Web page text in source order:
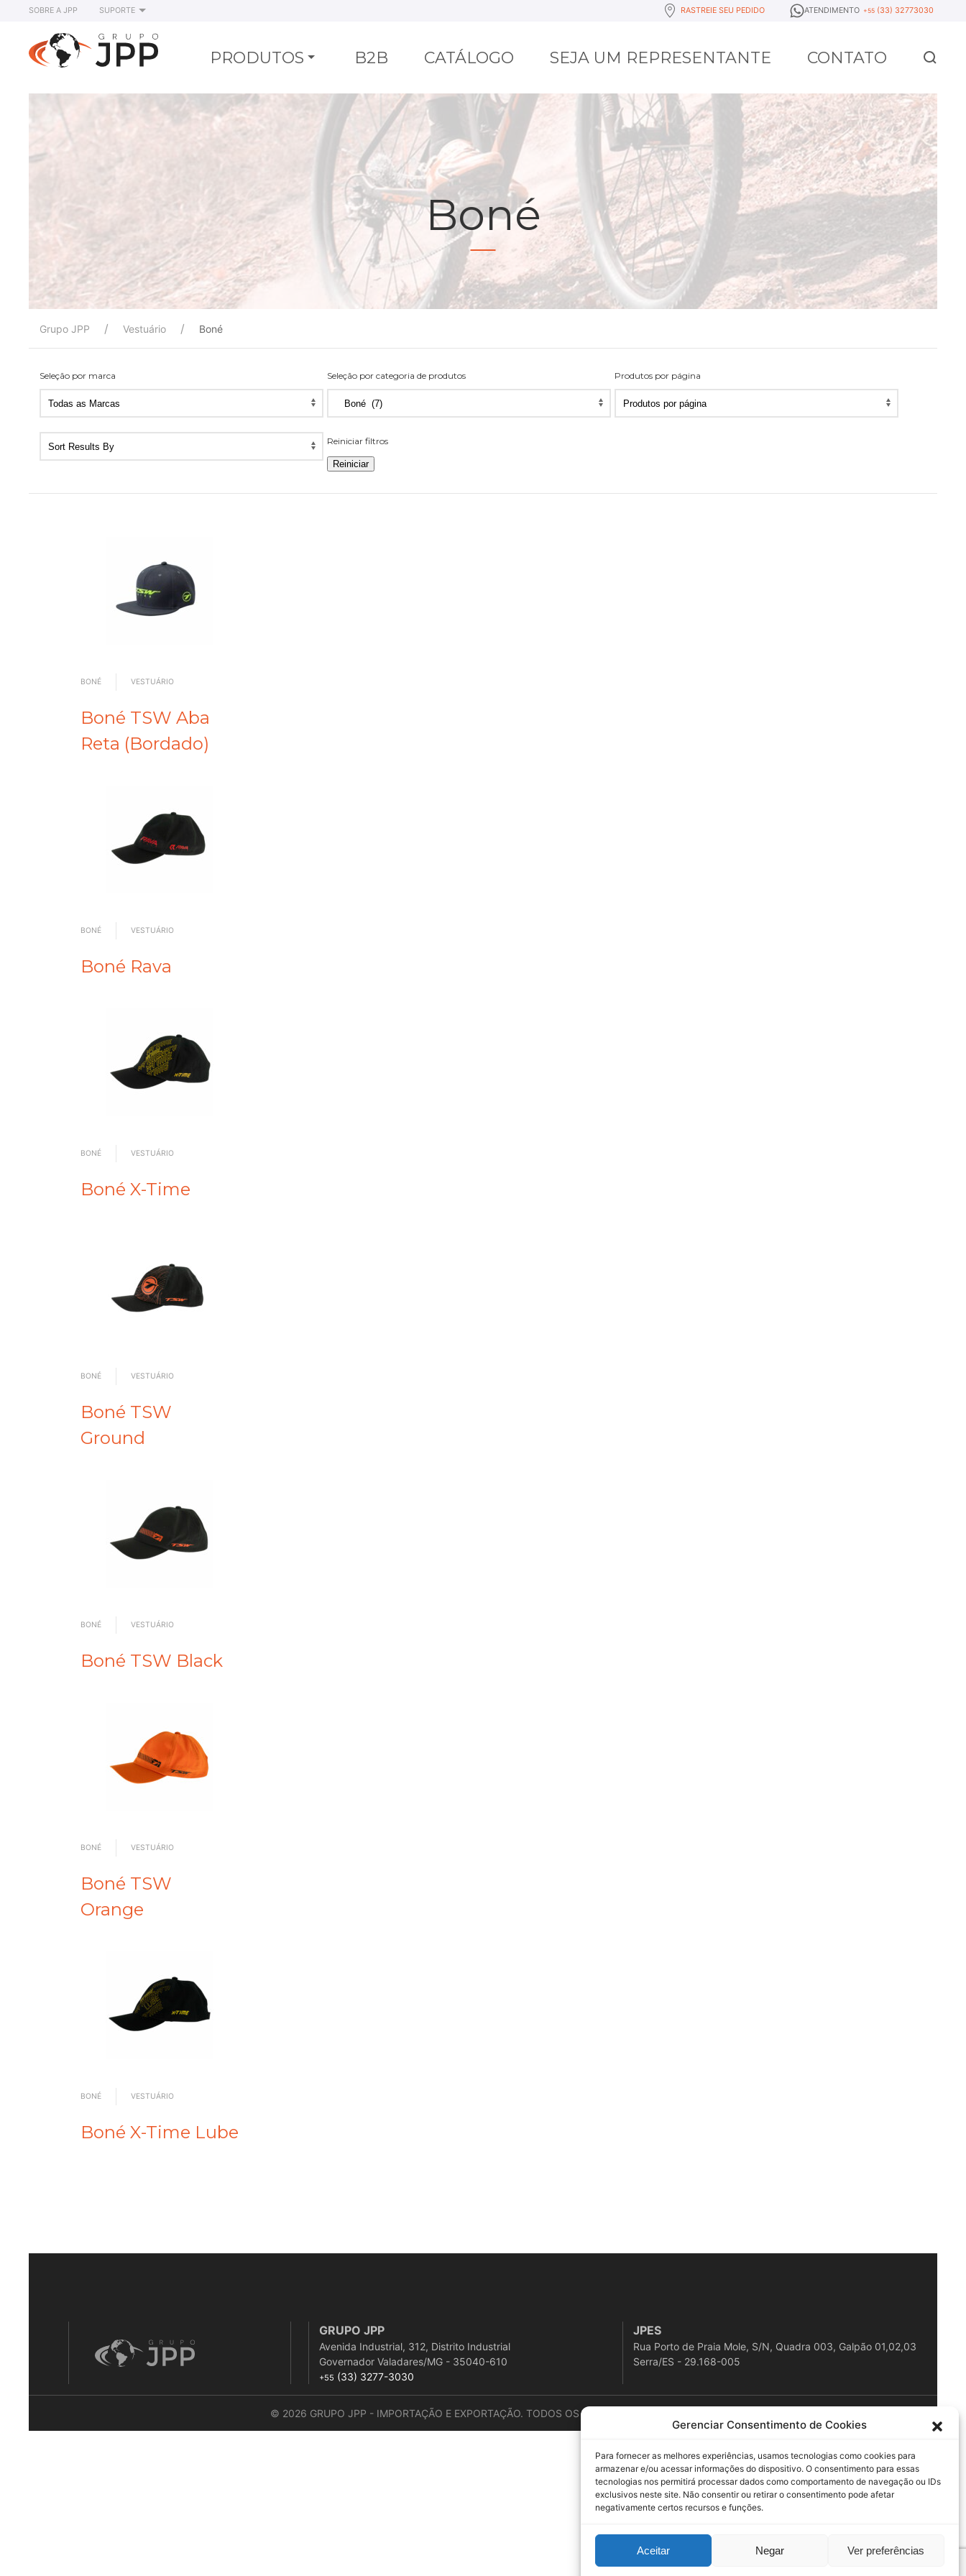
Gerenciar Consentimento de Cookies
Para fornecer as melhores experiências, usamos tecnologias como cookies para
armazenar e/ou acessar informações do dispositivo. O consentimento para essas
tecnologias nos permitirá processar dados como comportamento de navegação ou IDs
exclusivos neste site. Não consentir ou retirar o consentimento pode afetar
negativamente certos recursos e funções.
Aceitar Negar Ver preferências
SOBRE A JPP SUPORTE RASTREIE SEU PEDIDO ATENDIMENTO +55 (33) 32773030
PRODUTOS B2B CATÁLOGO SEJA UM REPRESENTANTE CONTATO
Boné
Grupo JPP Vestuário Boné
Seleção por marca Seleção por categoria de produtos
Seleção
por
de
produtos
Produtos por página
Produtos
por
Reiniciar filtros
BONÉ VESTUÁRIO
Boné TSW Aba
Reta (Bordado)
BONÉ VESTUÁRIO
Boné Rava
BONÉ VESTUÁRIO
Boné X-Time
BONÉ VESTUÁRIO
Boné TSW
Ground
BONÉ VESTUÁRIO
Boné TSW Black
BONÉ VESTUÁRIO
Boné TSW
Orange
BONÉ VESTUÁRIO
Boné X-Time Lube
GRUPO JPP
Avenida Industrial, 312, Distrito Industrial
Governador Valadares/MG - 35040-610
+55 (33) 3277-3030
JPES
Rua Porto de Praia Mole, S/N, Quadra 003, Galpão 01,02,03
Serra/ES - 29.168-005
© 2026 GRUPO JPP - IMPORTAÇÃO E EXPORTAÇÃO. TODOS OS DIREITOS RESERVADOS